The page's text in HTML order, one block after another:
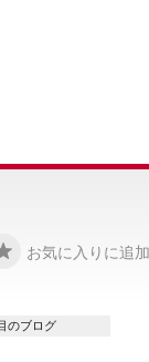
お気に入りに追加